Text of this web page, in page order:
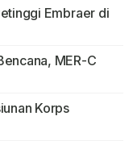
Embraer di
MER-C
Korps